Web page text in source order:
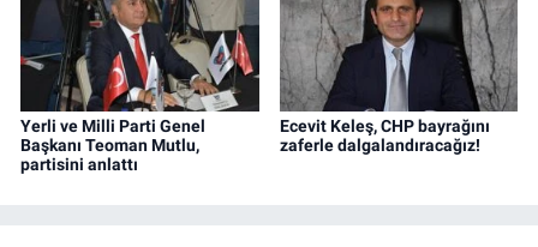
Yerli ve Milli Parti Genel
Başkanı Teoman Mutlu,
partisini anlattı
Ecevit Keleş, CHP bayrağını
zaferle dalgalandıracağız!